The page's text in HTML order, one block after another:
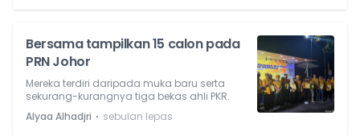
Bersama tampilkan 15 calon pada
PRN Johor
Mereka terdiri daripada muka baru serta
sekurang-kurangnya tiga bekas ahli PKR.
Alyaa Alhadjri ⋅ sebulan lepas